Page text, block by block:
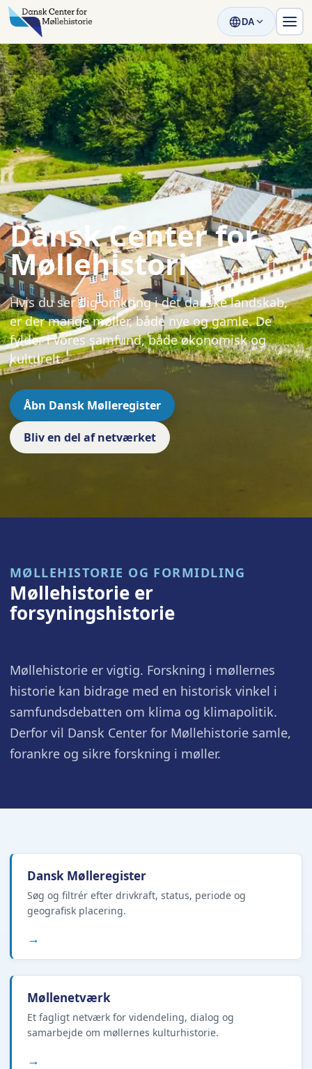
DA
Dansk Center for
Møllehistorie
Hvis du ser dig omkring i det danske landskab,
er der mange møller, både nye og gamle. De
fylder i vores samfund, både økonomisk og
kulturelt.
Åbn Dansk Mølleregister
Bliv en del af netværket
MØLLEHISTORIE OG FORMIDLING
Møllehistorie er
forsyningshistorie
Møllehistorie er vigtig. Forskning i møllernes
historie kan bidrage med en historisk vinkel i
samfundsdebatten om klima og klimapolitik.
Derfor vil Dansk Center for Møllehistorie samle,
forankre og sikre forskning i møller.
Dansk Mølleregister
Søg og filtrér efter drivkraft, status, periode og
geografisk placering.
→
Møllenetværk
Et fagligt netværk for videndeling, dialog og
samarbejde om møllernes kulturhistorie.
→